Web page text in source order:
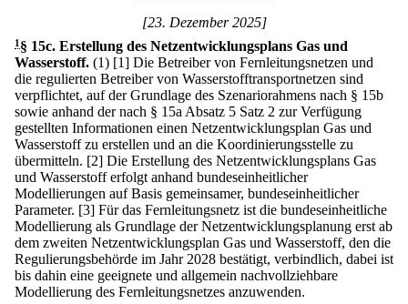
[23. Dezember 2025]
1 § 15c. Erstellung des Netzentwicklungsplans Gas und
Wasserstoff. (1) [1] Die Betreiber von Fernleitungsnetzen und
die regulierten Betreiber von Wasserstofftransportnetzen sind
verpflichtet, auf der Grundlage des Szenariorahmens nach § 15b
sowie anhand der nach § 15a Absatz 5 Satz 2 zur Verfügung
gestellten Informationen einen Netzentwicklungsplan Gas und
Wasserstoff zu erstellen und an die Koordinierungsstelle zu
übermitteln. [2] Die Erstellung des Netzentwicklungsplans Gas
und Wasserstoff erfolgt anhand bundeseinheitlicher
Modellierungen auf Basis gemeinsamer, bundeseinheitlicher
Parameter. [3] Für das Fernleitungsnetz ist die bundeseinheitliche
Modellierung als Grundlage der Netzentwicklungsplanung erst ab
dem zweiten Netzentwicklungsplan Gas und Wasserstoff, den die
Regulierungsbehörde im Jahr 2028 bestätigt, verbindlich, dabei ist
bis dahin eine geeignete und allgemein nachvollziehbare
Modellierung des Fernleitungsnetzes anzuwenden.